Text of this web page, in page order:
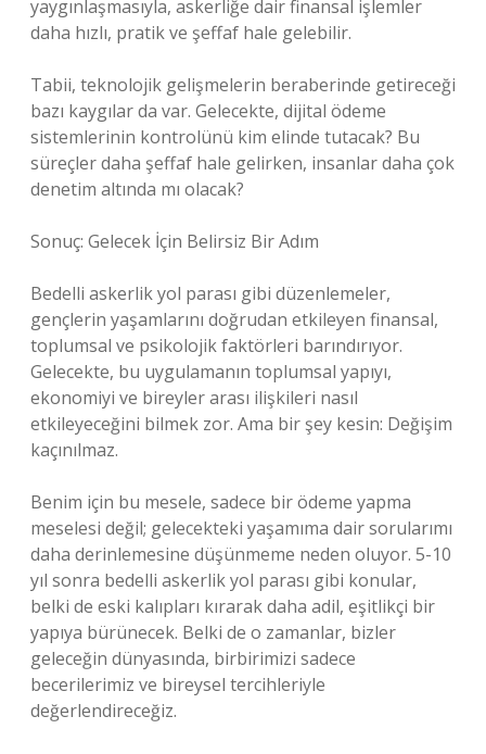
yaygınlaşmasıyla, askerliğe dair finansal işlemler
daha hızlı, pratik ve şeffaf hale gelebilir.
Tabii, teknolojik gelişmelerin beraberinde getireceği
bazı kaygılar da var. Gelecekte, dijital ödeme
sistemlerinin kontrolünü kim elinde tutacak? Bu
süreçler daha şeffaf hale gelirken, insanlar daha çok
denetim altında mı olacak?
Sonuç: Gelecek İçin Belirsiz Bir Adım
Bedelli askerlik yol parası gibi düzenlemeler,
gençlerin yaşamlarını doğrudan etkileyen finansal,
toplumsal ve psikolojik faktörleri barındırıyor.
Gelecekte, bu uygulamanın toplumsal yapıyı,
ekonomiyi ve bireyler arası ilişkileri nasıl
etkileyeceğini bilmek zor. Ama bir şey kesin: Değişim
kaçınılmaz.
Benim için bu mesele, sadece bir ödeme yapma
meselesi değil; gelecekteki yaşamıma dair sorularımı
daha derinlemesine düşünmeme neden oluyor. 5-10
yıl sonra bedelli askerlik yol parası gibi konular,
belki de eski kalıpları kırarak daha adil, eşitlikçi bir
yapıya bürünecek. Belki de o zamanlar, bizler
geleceğin dünyasında, birbirimizi sadece
becerilerimiz ve bireysel tercihleriyle
değerlendireceğiz.